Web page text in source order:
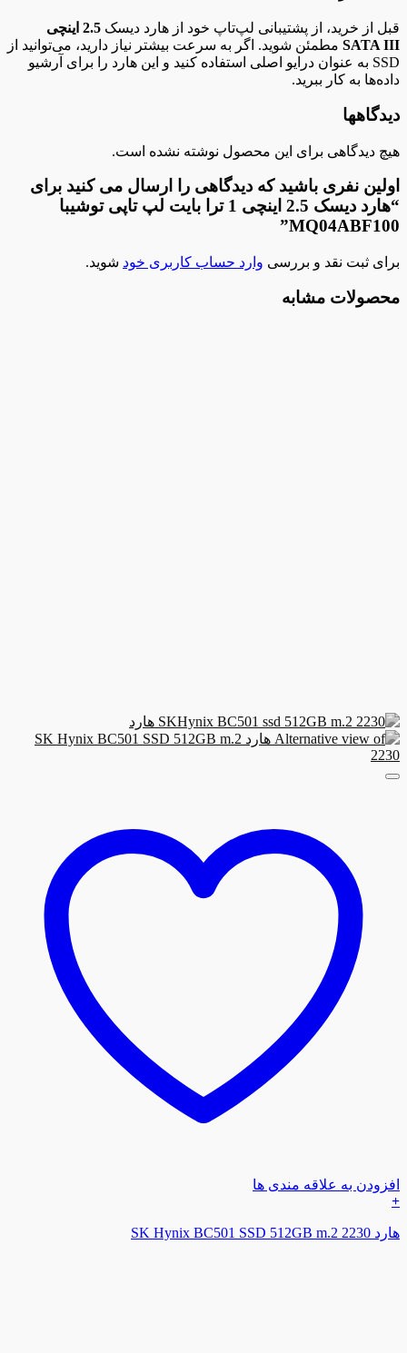
قبل از خرید، از پشتیبانی لپ‌تاپ خود از هارد دیسک
2.5 اینچی
SATA III مطمئن شوید. اگر به سرعت بیشتر نیاز دارید، می‌توانید از
SSD به عنوان درایو اصلی استفاده کنید و این هارد را برای آرشیو
داده‌ها به کار ببرید.
دیدگاهها
هیچ دیدگاهی برای این محصول نوشته نشده است.
اولین نفری باشید که دیدگاهی را ارسال می کنید برای
“هارد دیسک 2.5 اینچی 1 ترا بایت لپ تاپی توشیبا
MQ04ABF100”
برای ثبت نقد و بررسی وارد حساب کاربری خود شوید.
محصولات مشابه
افزودن به علاقه مندی ها
+
هارد SK Hynix BC501 SSD 512GB m.2 2230